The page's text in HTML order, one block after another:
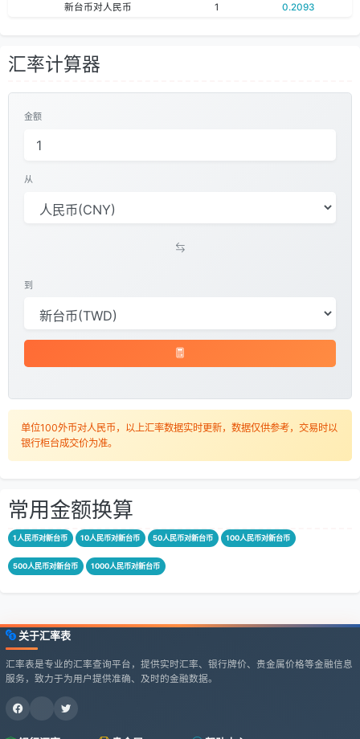
新台币对人民币
1 0.2093
汇率计算器
金额
从
到
单位100外币对人民币，以上汇率数据实时更新，数据仅供参考，交易时以
银行柜台成交价为准。
常用金额换算
1人民币对新台币 10人民币对新台币 50人民币对新台币 100人民币对新台币
500人民币对新台币 1000人民币对新台币
关于汇率表
汇率表是专业的汇率查询平台，提供实时汇率、银行牌价、贵金属价格等金融信息
服务，致力于为用户提供准确、及时的金融数据。